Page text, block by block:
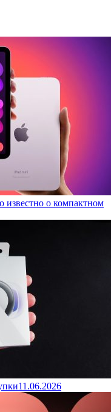
о компактном
11.06.2026